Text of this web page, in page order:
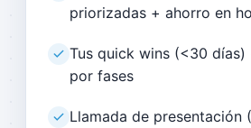
priorizadas + ahorro en
Tus quick wins (<30 días)
por fases
Llamada de presentación